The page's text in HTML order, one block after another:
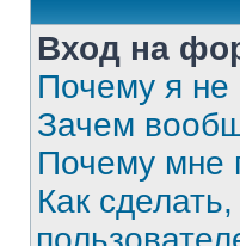
Вход на
Почему я
Зачем
Почему мне
Как